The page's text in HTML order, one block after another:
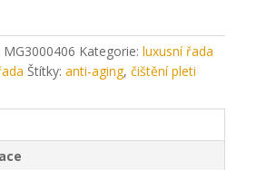
MG3000406 Kategorie: luxusní řada
Štítky: anti-aging, čištění pleti